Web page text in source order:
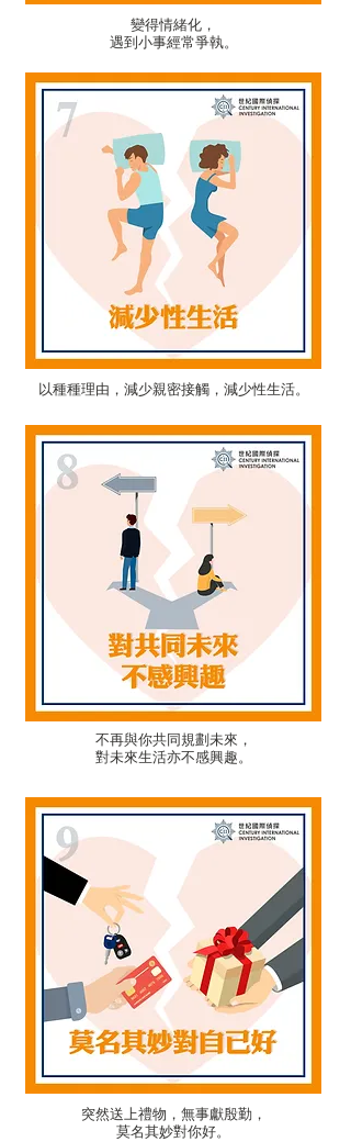
變得情緒化，
​遇到小事經常爭執。
以種種理由，減少親密接觸，減少性生活。
不再與你共同規劃未來，
對未來生活亦不感興趣。
突然送上禮物，無事獻殷勤，
莫名其妙對你好。